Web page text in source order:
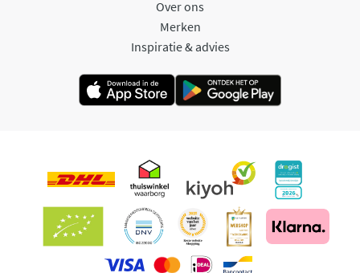
Over ons
Merken
Inspiratie & advies